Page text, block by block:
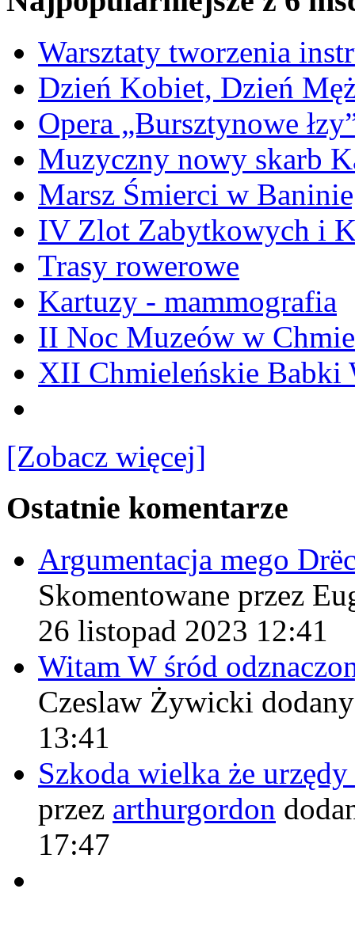
Warsztaty tworzenia
Dzień Kobiet, Dzień
Opera „Bursztynowe
Muzyczny nowy skarb
Marsz Śmierci w
IV Zlot Zabytkowych i
Trasy rowerowe
Kartuzy - mammografia
II Noc Muzeów w
XII Chmieleńskie Babki
[Zobacz więcej]
Ostatnie komentarze
Argumentacja mego
Skomentowane przez
26 listopad 2023 12:41
Witam W śród
Czeslaw Żywicki
13:41
Szkoda wielka że
przez arthurgordon
17:47